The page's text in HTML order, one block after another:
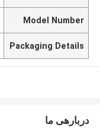
Model Number
Packaging Details
دربارهی ما